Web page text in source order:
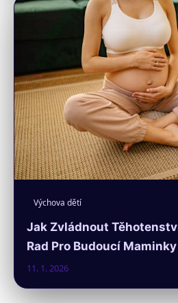
Výchova dětí
Jak Zvládnout
Rad Pro Budoucí Maminky
11. 1. 2026